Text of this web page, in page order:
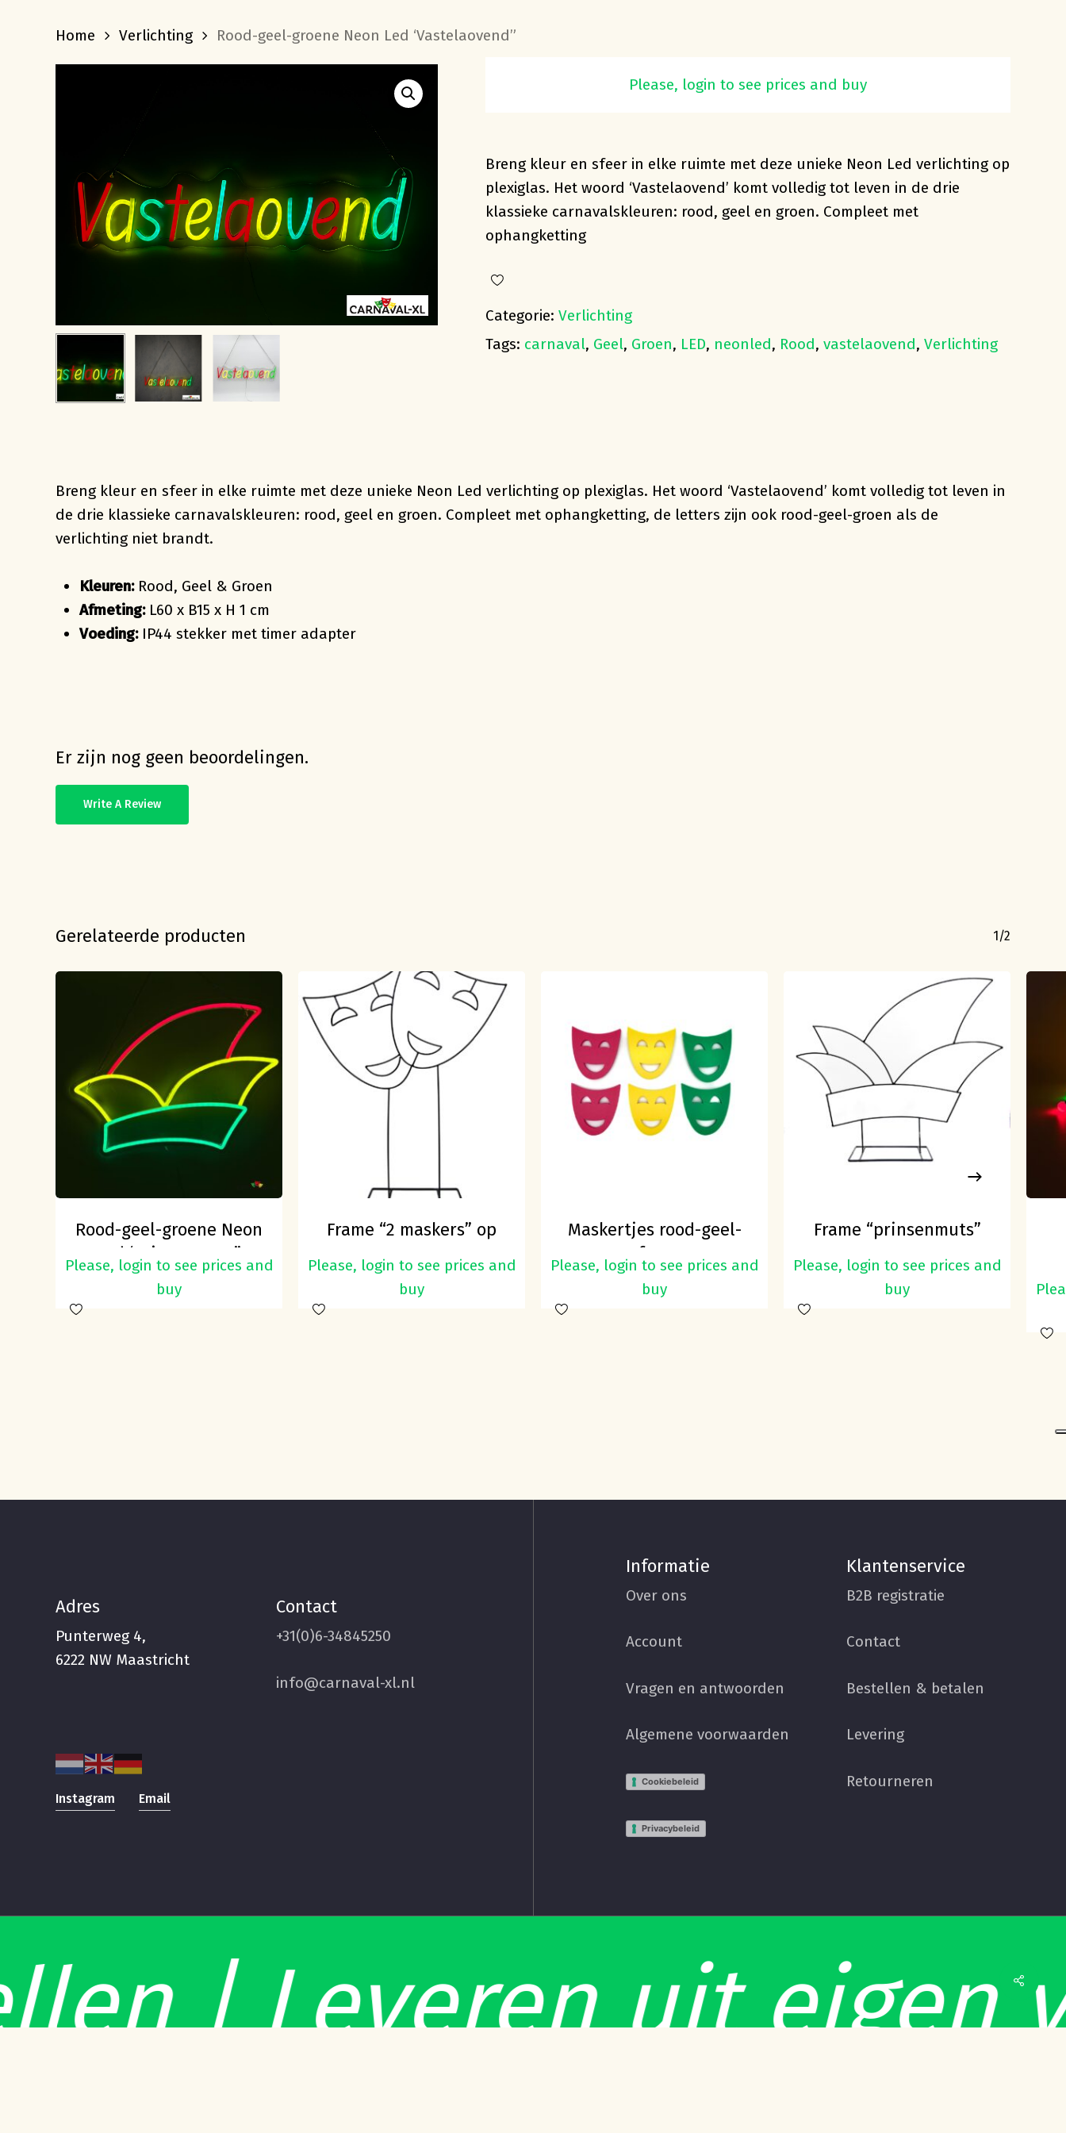
Bekijk Winkelwagen
Home Verlichting Rood-geel-groene Neon Led ‘Vastelaovend”
Rood-geel-groene Neon Led ‘Vastelaovend”
Please, login to see prices and buy
Breng kleur en sfeer in elke ruimte met deze unieke Neon Led verlichting op
plexiglas. Het woord ‘Vastelaovend’ komt volledig tot leven in de drie
klassieke carnavalskleuren: rood, geel en groen. Compleet met
ophangketting
Categorie: Verlichting
Tags: carnaval, Geel, Groen, LED, neonled, Rood, vastelaovend, Verlichting
Breng kleur en sfeer in elke ruimte met deze unieke Neon Led verlichting op plexiglas. Het woord ‘Vastelaovend’ komt volledig tot leven in
de drie klassieke carnavalskleuren: rood, geel en groen. Compleet met ophangketting, de letters zijn ook rood-geel-groen als de
verlichting niet brandt.
Kleuren:Rood, Geel & Groen
Afmeting:L60 x B15 x H 1 cm
Voeding:IP44 stekker met timer adapter
Er zijn nog geen beoordelingen.
Write A Review
Gerelateerde producten 1/2
Rood-geel-groene Neon
Led ‘Prinsenmuts”
Please, login to see prices and
buy
Frame “2 maskers” op
Please, login to see prices and
buy
Maskertjes rood-geel-
groen foam 10cm
Please, login to see prices and
buy
Frame “prinsenmuts”
op voet 50cm
Please, login to see prices and
buy
Adres
Punterweg 4,
6222 NW Maastricht
Contact
+31(0)6-34845250
info@carnaval-xl.nl
Instagram Email
Informatie
Over ons
Account
Vragen en antwoorden
Algemene voorwaarden
Cookiebeleid
Privacybeleid
Klantenservice
B2B registratie
Contact
Bestellen & betalen
Levering
Retourneren
| Leveren uit eigen